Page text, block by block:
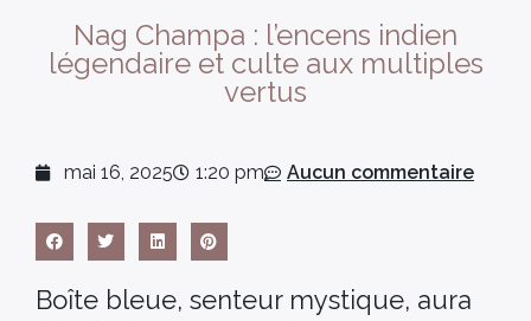
Nag Champa : l’encens indien
légendaire et culte aux multiples
vertus
mai 16, 2025 1:20 pm Aucun commentaire
Boîte bleue, senteur mystique, aura